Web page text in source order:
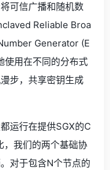
可信广播和随机数
Reliable Broa
Generator (E
使用在不同的分布式
步，共享密钥生成
运行在提供SGX的C
，我们的两个基础协
对于包含N个节点的